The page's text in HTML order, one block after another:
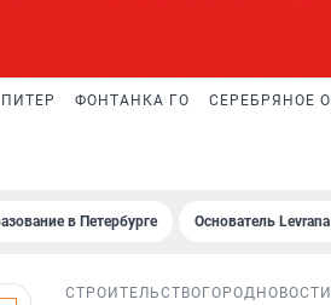
ФОНТАНКА ГО СЕРЕБРЯНОЕ
в Петербурге Основатель
СТРОИТЕЛЬСТВО ГОРОД